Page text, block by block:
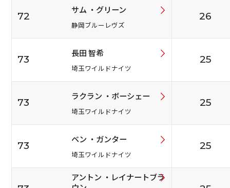
72
サム ・グリーン
静岡ブルーレヴズ
26
73
長田 智希
埼玉ワイルドナイツ
25
73
ラクラン ・ボーシェー
埼玉ワイルドナイツ
25
73
ベン ・ガンター
埼玉ワイルドナイツ
25
アントン ・レイナートブラ